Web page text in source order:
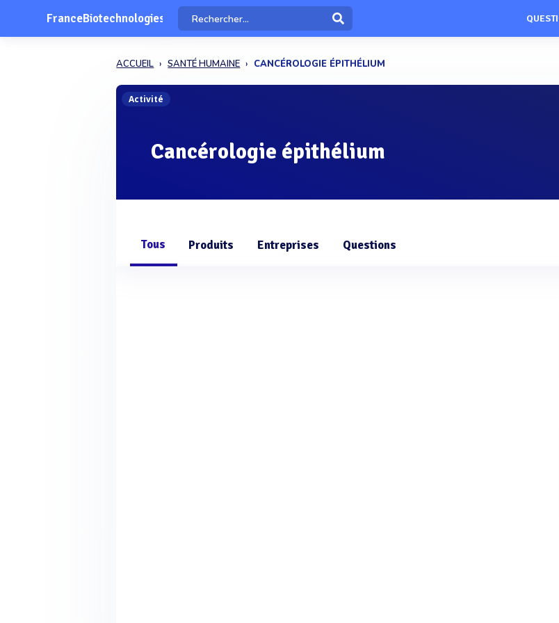
FranceBiotechnologies
ACCUEIL SANTÉ HUMAINE CANCÉROLOGIE ÉPITHÉLIUM
Activité
Cancérologie épithélium
Tous Produits Entreprises Questions